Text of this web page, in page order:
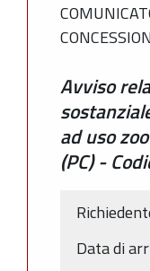
Avviso
ad uso
(PC) -
Data di